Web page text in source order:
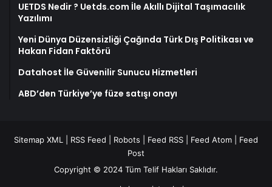
UETDS Nedir ? Uetds.com İle Akıllı Dijital Taşımacılık
Yazılımı
Yeni Dünya Düzensizliği Çağında Türk Dış Politikası ve
Hakan Fidan Faktörü
Datahost İle Güvenilir Sunucu Hizmetleri
ABD’den Türkiye’ye füze satışı onayı
Sitemap XML RSS Feed Robots Feed RSS Feed Atom
Feed
Post
Copyright © 2024 Tüm Telif Hakları Saklıdır.